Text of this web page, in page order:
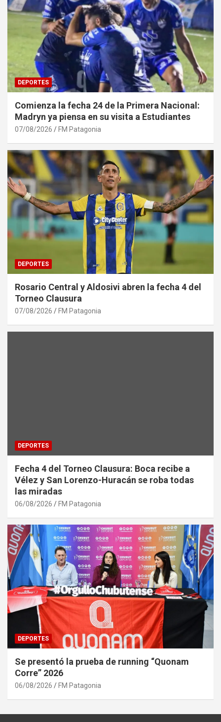
DEPORTES
Comienza la fecha 24 de la Primera Nacional:
Madryn ya piensa en su visita a Estudiantes
07/08/2026 FM Patagonia
DEPORTES
Rosario Central y Aldosivi abren la fecha 4 del
Torneo Clausura
07/08/2026 FM Patagonia
DEPORTES
Fecha 4 del Torneo Clausura: Boca recibe a
Vélez y San Lorenzo-Huracán se roba todas
las miradas
06/08/2026 FM Patagonia
DEPORTES
Se presentó la prueba de running “Quonam
Corre” 2026
06/08/2026 FM Patagonia